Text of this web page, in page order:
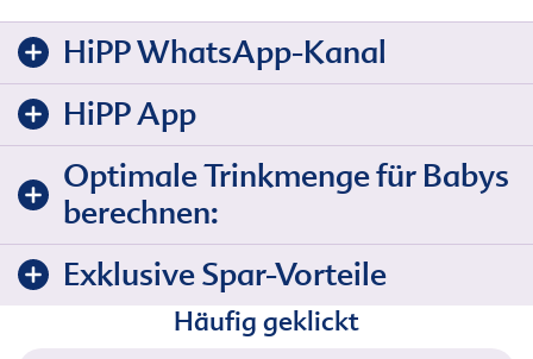
HiPP WhatsApp-Kanal
HiPP App
Optimale Trinkmenge für Babys
berechnen:
Exklusive Spar-Vorteile
Häufig geklickt